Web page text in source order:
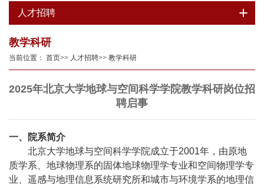
人才招聘
教学科研
当前位置： 首页>> 人才招聘>> 教学科研
2025年北京大学地球与空间科学学院教学科研岗位招
聘启事
一、院系简介
北京大学地球与空间科学学院成立于2001年，由原地
质学系、地球物理系的固体地球物理学专业和空间物理学专
业、遥感与地理信息系统研究所和城市与环境学系的地理信